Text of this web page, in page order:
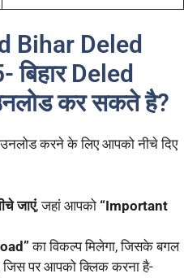
Bihar Deled
Deled
कर सकते है?
करने के लिए आपको नीचे दिए
जाएं, जहां आपको “Important
का विकल्प मिलेगा, जिसके बगल
जिस पर आपको क्लिक करना है-